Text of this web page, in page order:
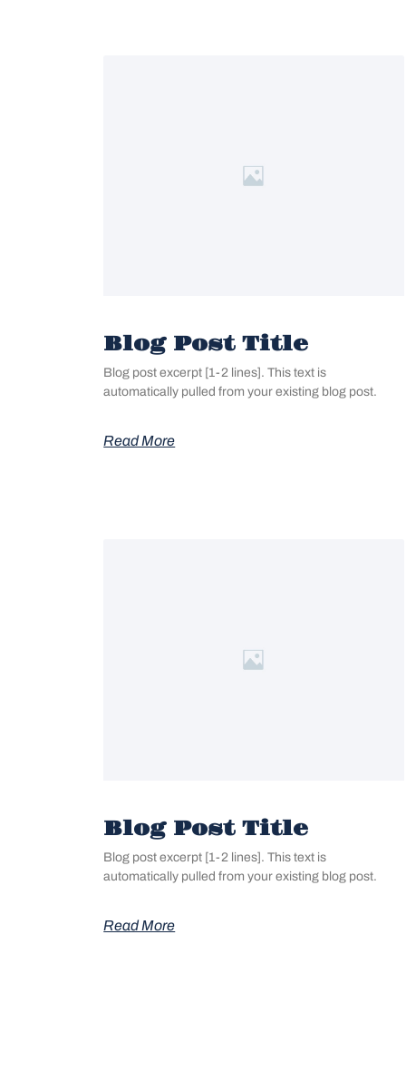
Blog Post Title
Blog post excerpt [1-2 lines]. This text is
automatically pulled from your existing blog post.
Read More
Blog Post Title
Blog post excerpt [1-2 lines]. This text is
automatically pulled from your existing blog post.
Read More